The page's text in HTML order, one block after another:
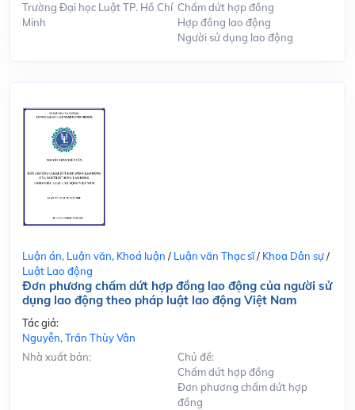
Trường Đại học Luật TP. Hồ Chí
Minh
Chấm dứt hợp đồng
Hợp đồng lao động
Người sử dụng lao động
Luận án, Luận văn, Khoá luận / Luận văn Thạc sĩ/ Khoa Dân sự/
Luật Lao động
Đơn phương chấm dứt hợp đồng lao động của người sử
dụng lao động theo pháp luật lao động Việt Nam
Tác giả:
Nguyễn, Trần Thùy Vân
Nhà xuất bản:
Chủ đề:
Chấm dứt hợp đồng
Đơn phương chấm dứt hợp
đồng